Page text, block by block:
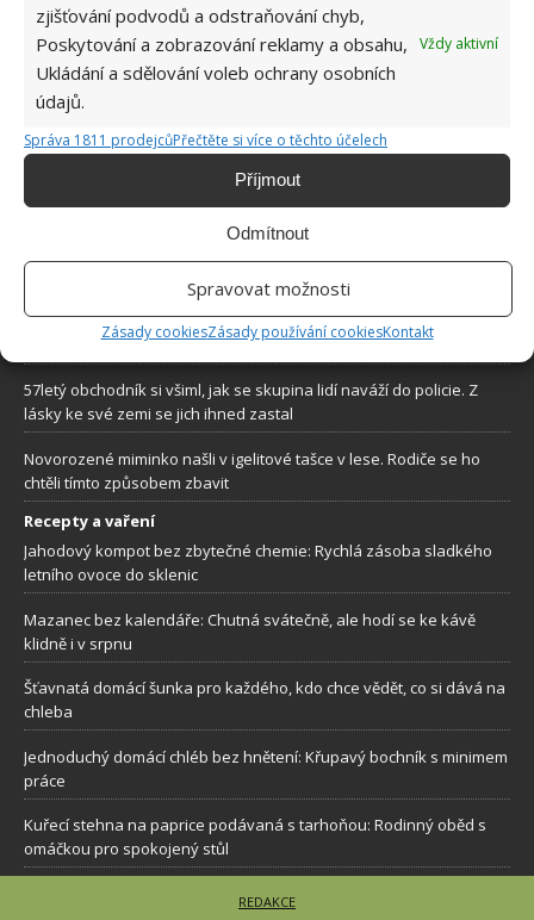
zjišťování podvodů a odstraňování chyb,
Poskytování a zobrazování reklamy a obsahu,
Ukládání a sdělování voleb ochrany osobních
údajů.
Vždy aktivní
Správa 1811 prodejcůPřečtěte si více o těchto účelech
Příjmout
Odmítnout
Spravovat možnosti
Zásady cookiesZásady používání cookiesKontakt
Sháníte zajímavé tipy jak vylepšit Váš domov? Originální nápady,
aktuální trendy, praktické rady i inspirativní fotografie najdete na
stránkách internetového magazínuBydlimeutulne.cz
Lidé a svět
Po návratu z dovolené ho v poštovní schránce čekalo překvapení.
Úřady jej považují za mrtvého
Čechů. Do 15 sekund uspějí jen géniové
Po extrémních vedrech přijde prudká změna: V příštích dnech nás
podle meteorologů čeká počasí, jaké už nikdo nečekal
57letý obchodník si všiml, jak se skupina lidí naváží do policie. Z
lásky ke své zemi se jich ihned zastal
Novorozené miminko našli v igelitové tašce v lese. Rodiče se ho
chtěli tímto způsobem zbavit
Recepty a vaření
Jahodový kompot bez zbytečné chemie: Rychlá zásoba sladkého
letního ovoce do sklenic
Mazanec bez kalendáře: Chutná svátečně, ale hodí se ke kávě
klidně i v srpnu
Šťavnatá domácí šunka pro každého, kdo chce vědět, co si dává na
chleba
Jednoduchý domácí chléb bez hnětení: Křupavý bochník s minimem
práce
Kuřecí stehna na paprice podávaná s tarhoňou: Rodinný oběd s
omáčkou pro spokojený stůl
REDAKCE